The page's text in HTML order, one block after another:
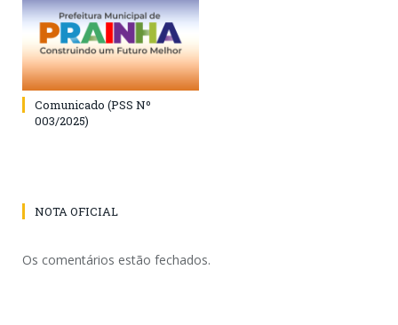
Comunicado (PSS Nº
003/2025)
NOTA OFICIAL
Os comentários estão fechados.